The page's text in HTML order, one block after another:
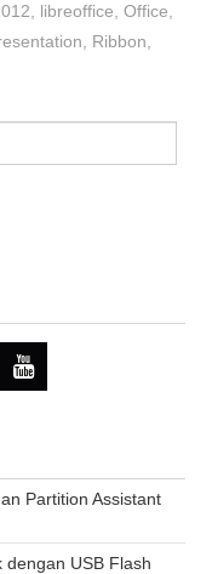
libreoffice ,Office
Ribbon
Partition Assistant
dengan USB Flash